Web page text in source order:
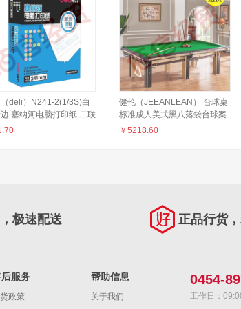
deli）N241-2(1/3S)白
塞纳河电脑打印纸 二联
【整盒全白】
健伦（JEEANLEAN） 台球桌
标准成人美式黑八落袋台球案
家用中式二合一乒乓球桌球台
￥ 5218.60
极速配送 正品行货
服务
政策
帮助信息
关于我们
0454-
工作日：